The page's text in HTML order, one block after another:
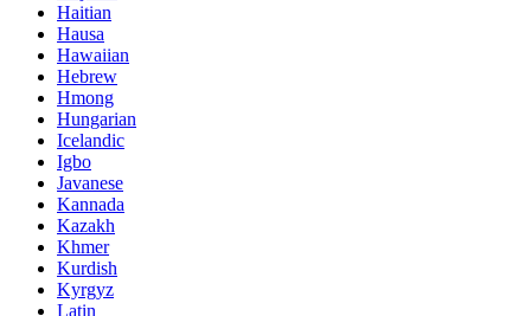
Haitian
Hausa
Hawaiian
Hebrew
Hmong
Hungarian
Icelandic
Igbo
Javanese
Kannada
Kazakh
Khmer
Kurdish
Kyrgyz
Latin